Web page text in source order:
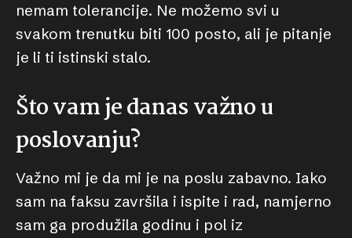
nemam tolerancije. Ne možemo svi u
svakom trenutku biti 100 posto, ali je pitanje
je li ti istinski stalo.
Što vam je danas važno u
poslovanju?
Važno mi je da mi je na poslu zabavno. Iako
sam na faksu završila i ispite i rad, namjerno
sam ga produžila godinu i pol iz